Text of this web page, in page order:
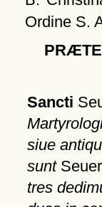
Ordine S.
Sancti
siue
sunt
tres